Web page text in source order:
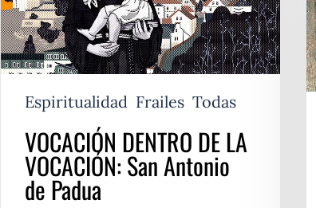
Antonio
de
Padua
Espiritualidad Frailes Todas
VOCACIÓN DENTRO DE LA
VOCACIÓN: San Antonio
de Padua